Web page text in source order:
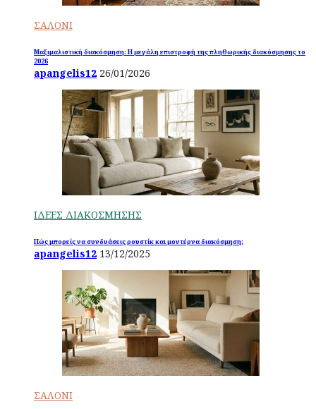
ΣΑΛΟΝΙ
Μαξιμαλιστική διακόσμηση: Η μεγάλη επιστροφή της πληθωρικής διακόσμησης το
2026
apangelis12 26/01/2026
ΙΔΕΕΣ ΔΙΑΚΟΣΜΗΣΗΣ
Πώς μπορείς να συνδυάσεις ρουστίκ και μοντέρνα διακόσμηση;
apangelis12 13/12/2025
ΣΑΛΟΝΙ